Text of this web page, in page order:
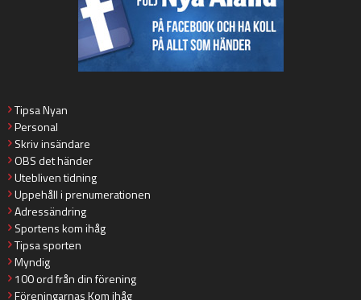
Tipsa Nyan
Personal
Skriv insändare
OBS det händer
Utebliven tidning
Uppehåll i prenumerationen
Adressändring
Sportens kom ihåg
Tipsa sporten
Myndig
100 ord från din förening
Föreningarnas Kom ihåg